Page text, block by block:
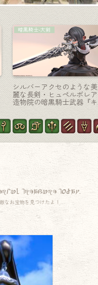
ナイト-剣盾
ナイトのアニマウェポン第
二段階・光る譜面『オート
クレール・アウォーク＆プ
リトウェン・アウォーク』
treasure today.
なお宝物を見つけたよ！